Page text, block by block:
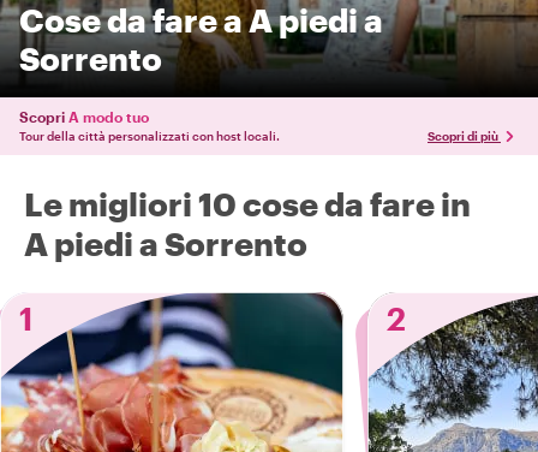
Cose da fare a A piedi a
Sorrento
Scopri A modo tuo
Tour della città personalizzati con host locali. Scopri di più
Le migliori 10 cose da fare in
A piedi a Sorrento
1
2